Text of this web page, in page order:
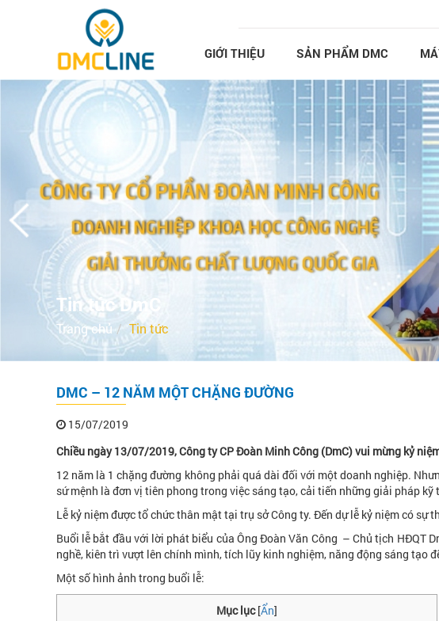
GIỚI THIỆU SẢN PHẨM DMC
Tin tức DmC
Trang chủ Tin tức
DMC – 12 NĂM MỘT CHẶNG ĐƯỜNG
15/07/2019
Chiều ngày 13/07/2019, Công ty CP Đoàn Minh Công (DmC) vui mừng kỷ
12 năm là 1 chặng đường không phải quá dài đối với một doanh nghiệp.
sứ mệnh là đơn vị tiên phong trong việc sáng tạo, cải tiến những giải pháp
Lễ kỷ niệm được tổ chức thân mật tại trụ sở Công ty. Đến dự lễ kỷ niệm có sự
Buổi lễ bắt đầu với lời phát biểu của Ông Đoàn Văn Công – Chủ tịch HĐQT
nghề, kiên trì vượt lên chính mình, tích lũy kinh nghiệm, năng động sáng tạo
Một số hình ảnh trong buổi lễ:
Mục lục[Ẩn]